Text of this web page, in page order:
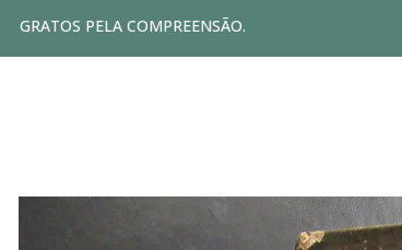
GRATOS PELA COMPREENSÃO.